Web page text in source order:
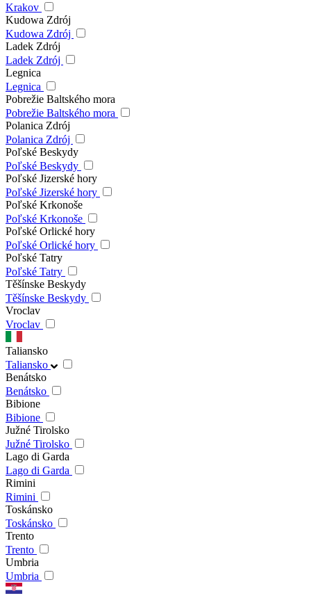
Krakov
Kudowa Zdrój
Kudowa Zdrój
Ladek Zdrój
Ladek Zdrój
Legnica
Legnica
Pobrežie Baltského mora
Pobrežie Baltského mora
Polanica Zdrój
Polanica Zdrój
Poľské Beskydy
Poľské Beskydy
Poľské Jizerské hory
Poľské Jizerské hory
Poľské Krkonoše
Poľské Krkonoše
Poľské Orlické hory
Poľské Orlické hory
Poľské Tatry
Poľské Tatry
Těšínske Beskydy
Těšínske Beskydy
Vroclav
Vroclav
Taliansko
Taliansko
Benátsko
Benátsko
Bibione
Bibione
Južné Tirolsko
Južné Tirolsko
Lago di Garda
Lago di Garda
Rimini
Rimini
Toskánsko
Toskánsko
Trento
Trento
Umbria
Umbria